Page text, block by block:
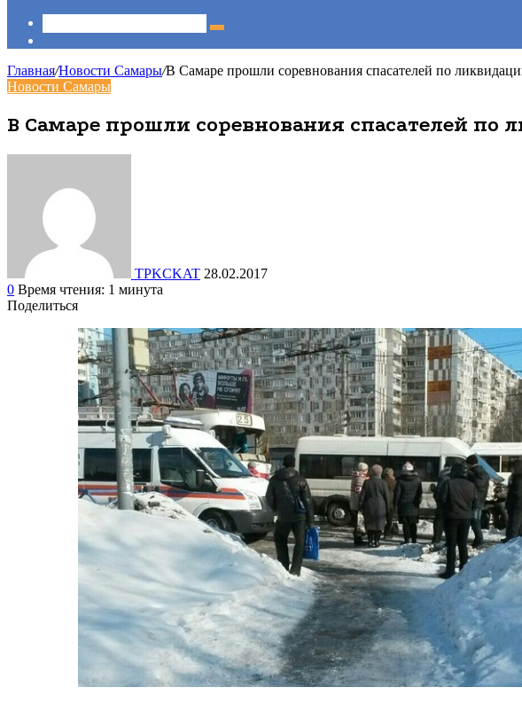
Главная/Новости Самары/В Самаре прошли соревнования спасателей по
Новости Самары
В Самаре прошли соревнования спасателей по
TPKCKAT 28.02.2017
0 Время чтения: 1 минута
Поделиться
электронную